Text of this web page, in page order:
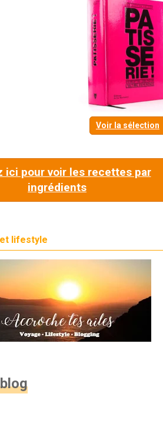
Voir la sélection
ici pour voir les recettes par
ingrédients
lifestyle